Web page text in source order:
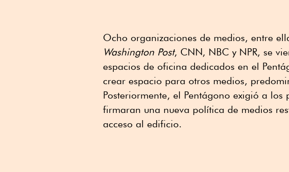
Ocho organizaciones de medios, entre
Washington Post, CNN, NBC y NPR, se
espacios de oficina dedicados en el
crear espacio para otros medios,
Posteriormente, el Pentágono exigió a
firmaran una nueva política de medios
acceso al edificio.